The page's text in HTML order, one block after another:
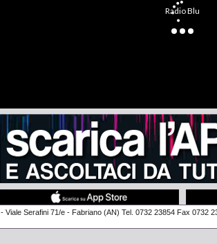
Viale Serafini 71/e - Fabriano (AN) Tel. 0732 23854 Fax 0732